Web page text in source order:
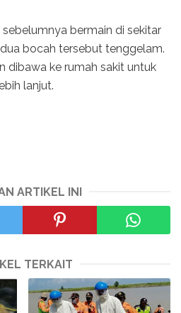
bermain di sekitar
bocah tersebut tenggelam.
dibawa ke rumah sakit untuk
lanjut.
ARTIKEL INI
TERKAIT